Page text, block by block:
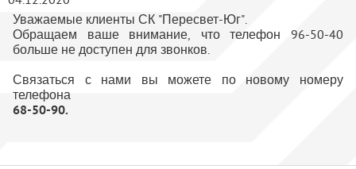
Уважаемые клиенты СК "Пересвет-Юг".
Обращаем ваше внимание, что телефон 96-50-40
больше не доступен для звонков.
Связаться с нами вы можете по новому номеру
телефона
68-50-90.